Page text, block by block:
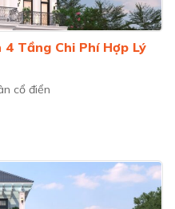
Tầng Chi Phí Hợp Lý
cổ điển